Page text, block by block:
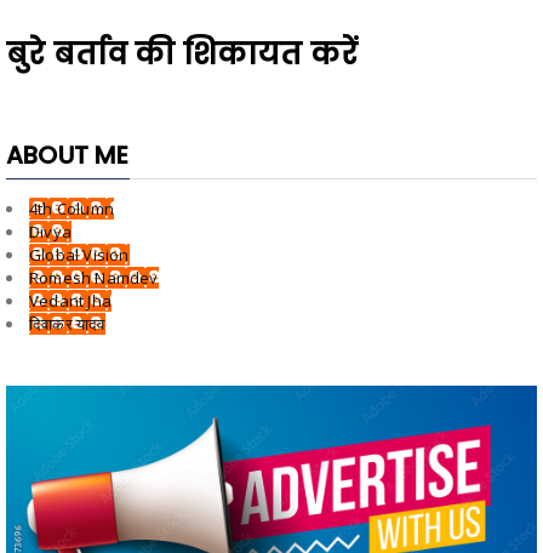
बुरे बर्ताव की शिकायत करें
ABOUT ME
4th Column
Divya
Global Vision
Romesh Namdev
Vedant Jha
दिवाकर यादव